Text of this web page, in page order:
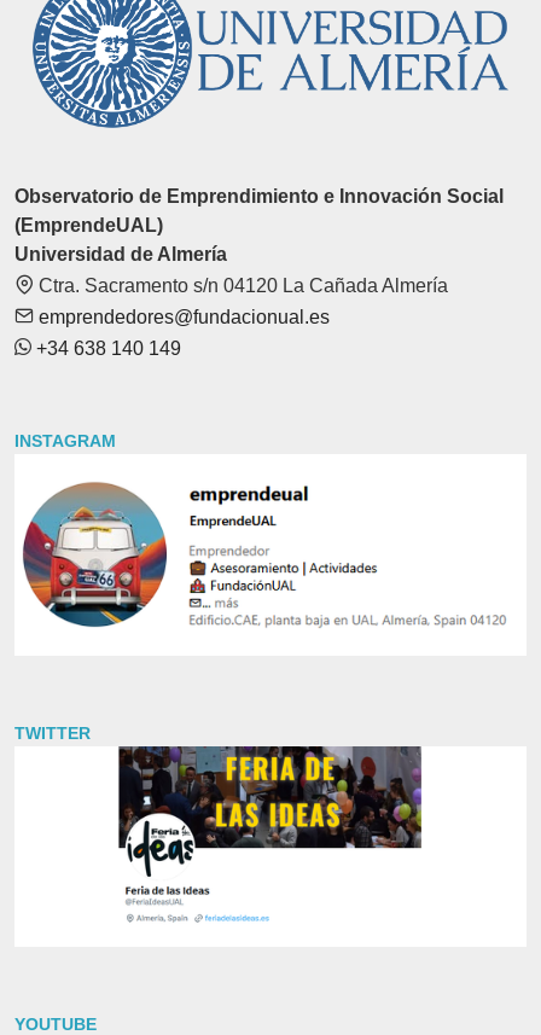
Observatorio de Emprendimiento e Innovación Social
(EmprendeUAL)
Universidad de Almería
Ctra. Sacramento s/n 04120 La Cañada Almería
emprendedores@fundacionual.es
+34 638 140 149
INSTAGRAM
TWITTER
YOUTUBE